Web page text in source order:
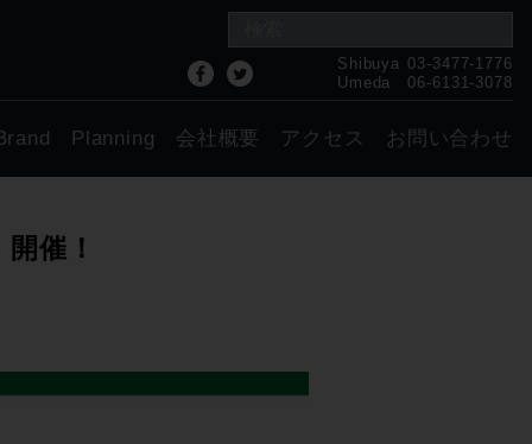
Shibuya 03-3477-1776
Umeda
06-6131-3078
Planning 会社概要 アクセス お問い合わせ
催！